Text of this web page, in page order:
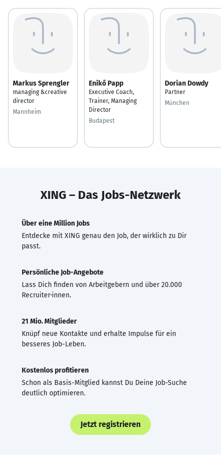
Markus Sprengler
managing &creative
director
Mannheim
Enikő Papp
Executive Coach,
Trainer, Managing
Director
Budapest
Dorian Dowdy
Partner
München
XING – Das Jobs-Netzwerk
Über eine Million Jobs
Entdecke mit XING genau den Job, der wirklich zu Dir
passt.
Persönliche Job-Angebote
Lass Dich finden von Arbeitgebern und über 20.000
Recruiter·innen.
21 Mio. Mitglieder
Knüpf neue Kontakte und erhalte Impulse für ein
besseres Job-Leben.
Kostenlos profitieren
Schon als Basis-Mitglied kannst Du Deine Job-Suche
deutlich optimieren.
Jetzt registrieren